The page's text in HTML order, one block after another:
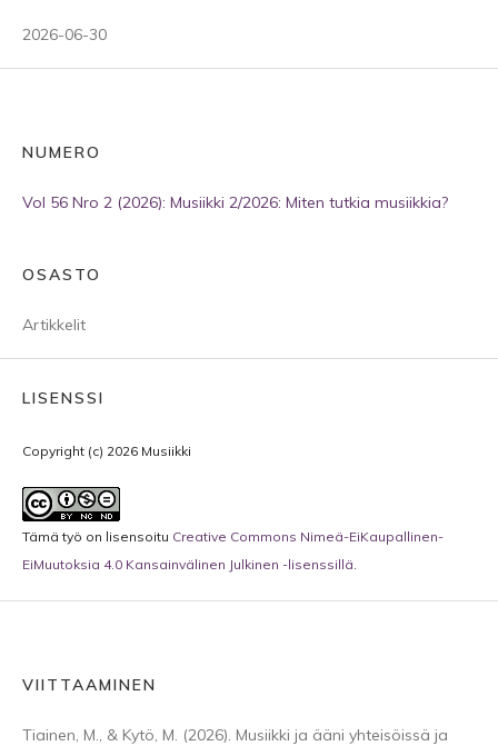
2026-06-30
NUMERO
Vol 56 Nro 2 (2026): Musiikki 2/2026: Miten tutkia musiikkia?
OSASTO
Artikkelit
LISENSSI
Copyright (c) 2026 Musiikki
Tämä työ on lisensoitu Creative Commons Nimeä-EiKaupallinen-
EiMuutoksia 4.0 Kansainvälinen Julkinen -lisenssillä.
VIITTAAMINEN
Tiainen, M., & Kytö, M. (2026). Musiikki ja ääni yhteisöissä ja